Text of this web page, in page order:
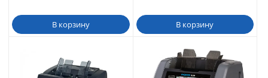
В корзину В корзину